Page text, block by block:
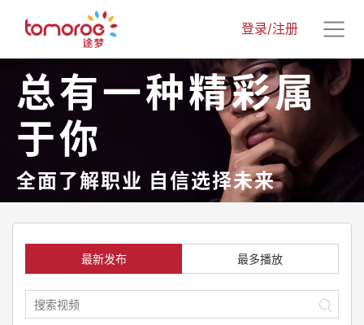
登录/注册
总有一种精彩属
于你
全面了解职业 自信选择未来
最新发布 最多播放